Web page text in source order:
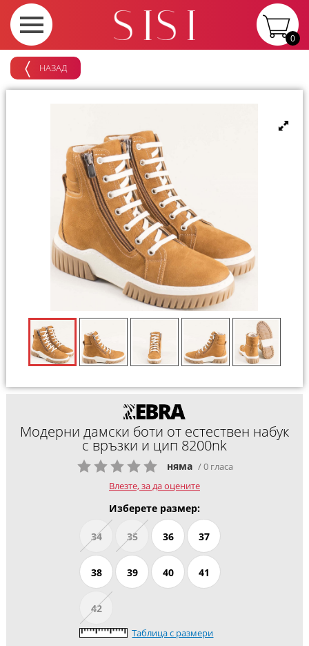
0
НАЗАД
Модерни дамски боти от естествен набук
с връзки и цип 8200nk
няма / 0 гласа
Влезте, за да оцените
Изберете размер:
34 35 36 37
38 39 40 41
42
Таблица с размери